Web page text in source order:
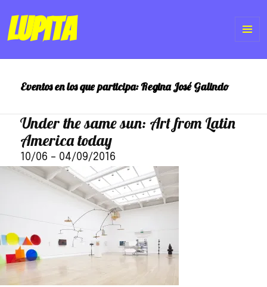
Lupita
Eventos en los que participa:Regina José Galindo
Under the same sun: Art from Latin
America today
10/06 – 04/09/2016